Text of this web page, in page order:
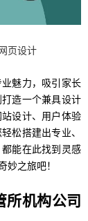
网页设计
魅力，吸引家长
造一个兼具设计
设计、用户体验
松搭建出专业、
能在此找到灵感
妙之旅吧！
所机构公司